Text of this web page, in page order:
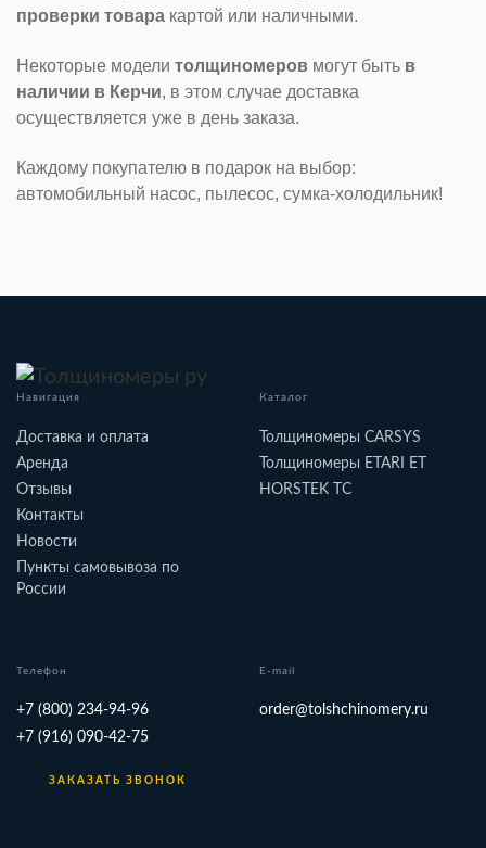
проверки товара картой или наличными.
Некоторые модели толщиномеров могут быть в
наличии в Керчи, в этом случае доставка
осуществляется уже в день заказа.
Каждому покупателю в подарок на выбор:
автомобильный насос, пылесос, сумка-холодильник!
Навигация
Доставка и оплата
Аренда
Отзывы
Контакты
Новости
Пункты самовывоза по
России
Каталог
Толщиномеры CARSYS
Толщиномеры ETARI ET
HORSTEK TC
Телефон
+7 (800) 234-94-96
+7 (916) 090-42-75
ЗАКАЗАТЬ ЗВОНОК
E-mail
order@tolshchinomery.ru